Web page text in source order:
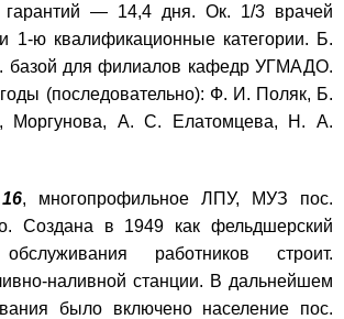
гарантий — 14,4 дня. Ок. 1/3 врачей
ю квалификационные категории. Б.
базой для филиалов кафедр УГМАДО.
(последовательно): Ф. И. Поляк, Б.
Моргунова, А. С. Елатомцева, Н. А.
, многопрофильное ЛПУ, МУЗ пос.
Создана в 1949 как фельдшерский
работников строит.
наливной станции. В дальнейшем
было включено население пос.